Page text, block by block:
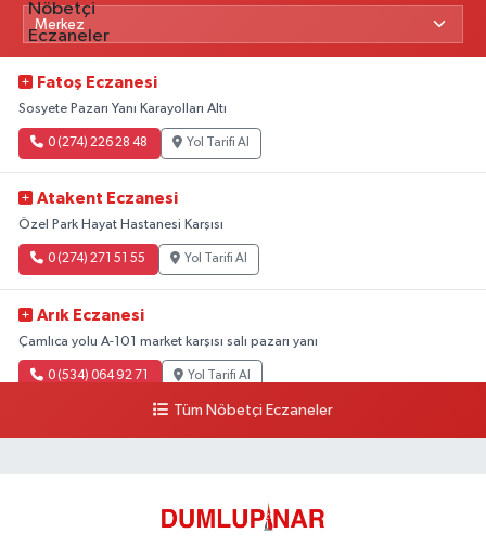
Fatoş Eczanesi
Sosyete Pazarı Yanı Karayolları Altı
0 (274) 226 28 48 Yol Tarifi Al
Atakent Eczanesi
Özel Park Hayat Hastanesi Karşısı
0 (274) 271 51 55 Yol Tarifi Al
Arık Eczanesi
Çamlıca yolu A-101 market karşısı salı pazarı yanı
0 (534) 064 92 71 Yol Tarifi Al
Tüm Nöbetçi Eczaneler